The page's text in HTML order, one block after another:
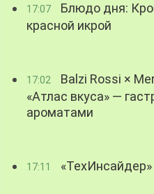
17:07
Блюдо дня:
красной икрой
17:02
Balzi Rossi ×
«Атлас вкуса» —
ароматами
17:11